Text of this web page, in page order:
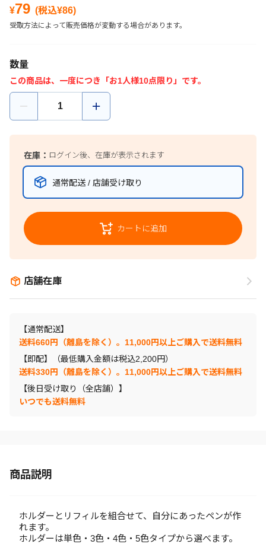
¥79 (税込¥86)
受取方法によって販売価格が変動する場合があります。
数量
この商品は、一度につき「お1人様10点限り」です。
在庫： ログイン後、在庫が表示されます
通常配送 / 店舗受け取り
カートに追加
店舗在庫
【通常配送】
送料660円（離島を除く）。11,000円以上ご購入で送料無料
【即配】（最低購入金額は税込2,200円）
送料330円（離島を除く）。11,000円以上ご購入で送料無料
【後日受け取り（全店舗）】
いつでも送料無料
商品説明
ホルダーとリフィルを組合せて、自分にあったペンが作
れます。
ホルダーは単色・3色・4色・5色タイプから選べます。